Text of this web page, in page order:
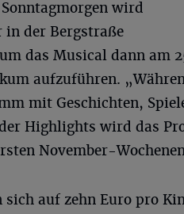
wird
in der Bergstraße
das Musical dann am
aufzuführen.
mit Geschichten,
Highlights wird das
November-
sich auf zehn Euro pro